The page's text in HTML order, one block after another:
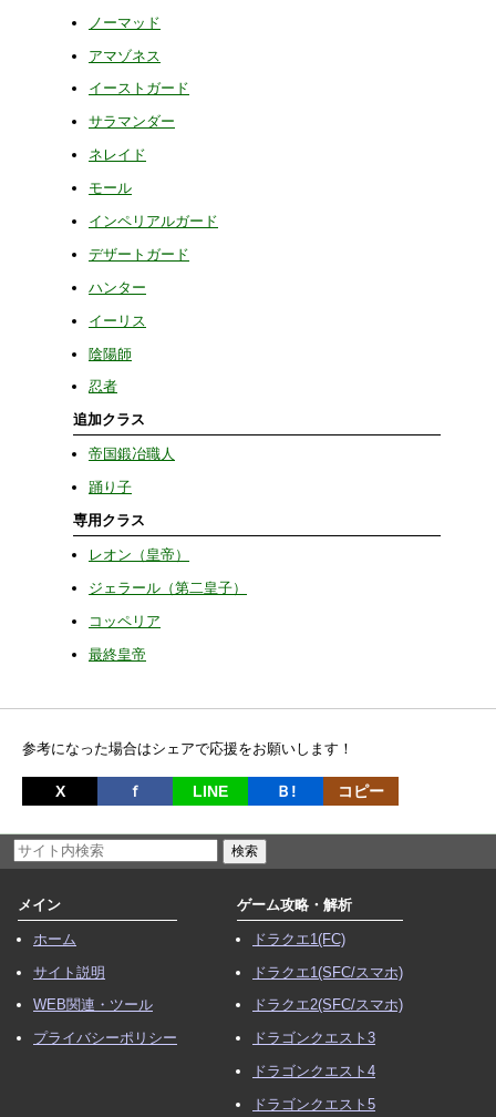
ノーマッド
アマゾネス
イーストガード
サラマンダー
ネレイド
モール
インペリアルガード
デザートガード
ハンター
イーリス
陰陽師
忍者
追加クラス
帝国鍛冶職人
踊り子
専用クラス
レオン（皇帝）
ジェラール（第二皇子）
コッペリア
最終皇帝
参考になった場合はシェアで応援をお願いします！
X ｆ LINE Ｂ! コピー
メイン
ホーム
サイト説明
WEB関連・ツール
プライバシーポリシー
ゲーム攻略・解析
ドラクエ1(FC)
ドラクエ1(SFC/スマホ)
ドラクエ2(SFC/スマホ)
ドラゴンクエスト3
ドラゴンクエスト4
ドラゴンクエスト5